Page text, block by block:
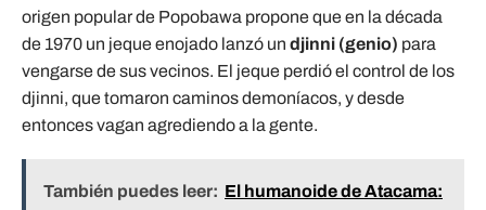
origen popular de Popobawa propone que en la década
de 1970 un jeque enojado lanzó un djinni (genio) para
vengarse de sus vecinos. El jeque perdió el control de los
djinni, que tomaron caminos demoníacos, y desde
entonces vagan agrediendo a la gente.
También puedes leer: El humanoide de Atacama: